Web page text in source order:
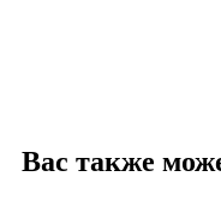
Вас также